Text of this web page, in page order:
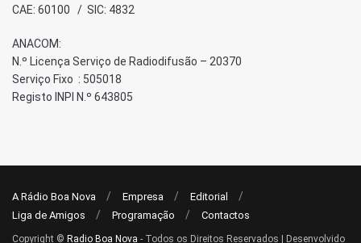
CAE: 60100 / SIC: 4832
ANACOM:
N.º Licença Serviço de Radiodifusão – 20370
Serviço Fixo : 505018
Registo INPI N.º 643805
A Rádio Boa Nova Empresa
Editorial
Liga de Amigos
Programação Contactos
Copyright © Radio Boa Nova - Todos os Direitos Reservados | Desenvolvido